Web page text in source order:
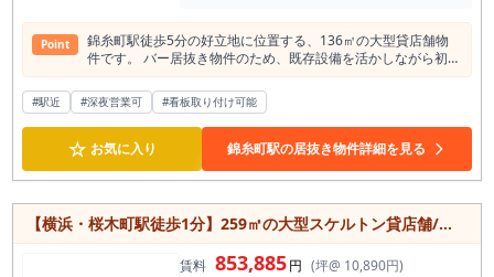
Point
錦糸町駅徒歩5分の好立地に位置する、136㎡の大型貸店舗物
件です。 バー居抜き物件のため、既存設備を活かしながら初期
費用を抑えてスムーズに営業をスタートしやすい点が魅力。 バ
ーやラウンジ、ダイニングバーなど、ナイト業態を検討されて
いる方にもおすすめです。 飲食店利用可能で、24時間利用に
も対応しているため、営業時間の自由度が高い点もポイント。
周辺には飲食店や商業施設が多く、昼夜を問わず集客が期待で
きる錦糸町エリアならではの立地です。 約136㎡の広さを活か
し、ゆとりある客席配置や個室設計など、多彩な店舗づくりが
可能。 個別空調完備で快適な営業環境を整えやすい点も魅力で
す。新規開業や移転を検討されている方に適した大型居抜き物
件です。
#駅近 #深夜営業可 #看板取り付け可能
☆ お気に入り 錦糸町駅の居抜き物件詳細を見る
【横浜・桜木町駅徒歩1分】259㎡の大型スケルトン貸店舗/飲食店可能/最上階/角部屋
賃料 853,885円 (坪@ 10,890円)